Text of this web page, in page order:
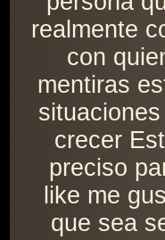
realmente
con
mentiras
crecer
preciso
like me
que sea